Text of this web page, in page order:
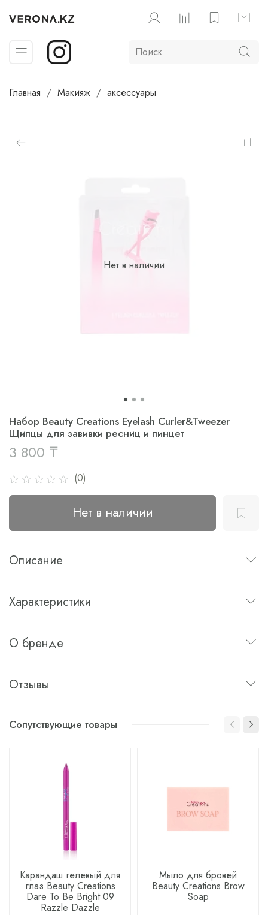
Главная Макияж аксессуары
Нет в наличии
(0)
Набор Beauty Creations Eyelash Curler&Tweezer
Щипцы для завивки ресниц и пинцет
3 800 ₸
Нет в наличии
Описание
Характеристики
О бренде
Отзывы
Сопутствующие товары
Карандаш гелевый для
глаз Beauty Creations
Dare To Be Bright 09
Razzle Dazzle
Мыло для бровей
Beauty Creations Brow
Soap